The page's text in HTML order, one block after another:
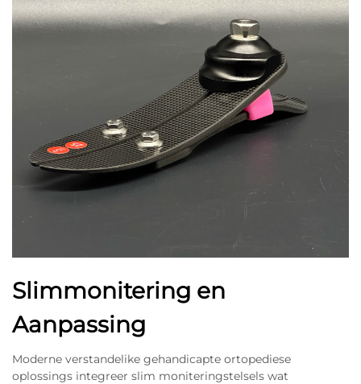
Slimmonitering en
Aanpassing
Moderne verstandelike gehandicapte ortopediese
oplossings integreer slim moniteringstelsels wat